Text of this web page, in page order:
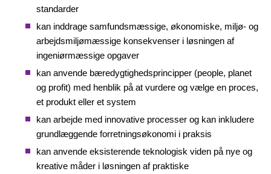
standarder
kan inddrage samfundsmæssige, økonomiske, miljø- og
arbejdsmiljømæssige konsekvenser i løsningen af
ingeniørmæssige opgaver
kan anvende bæredygtighedsprincipper (people, planet
og profit) med henblik på at vurdere og vælge en proces,
et produkt eller et system
kan arbejde med innovative processer og kan inkludere
grundlæggende forretningsøkonomi i praksis
kan anvende eksisterende teknologisk viden på nye og
kreative måder i løsningen af praktiske